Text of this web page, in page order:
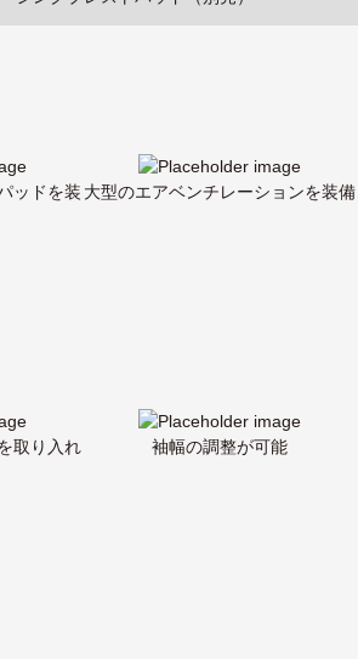
ッドを装 大型のエアベンチレーションを装備
取り入れ
袖幅の調整が可能